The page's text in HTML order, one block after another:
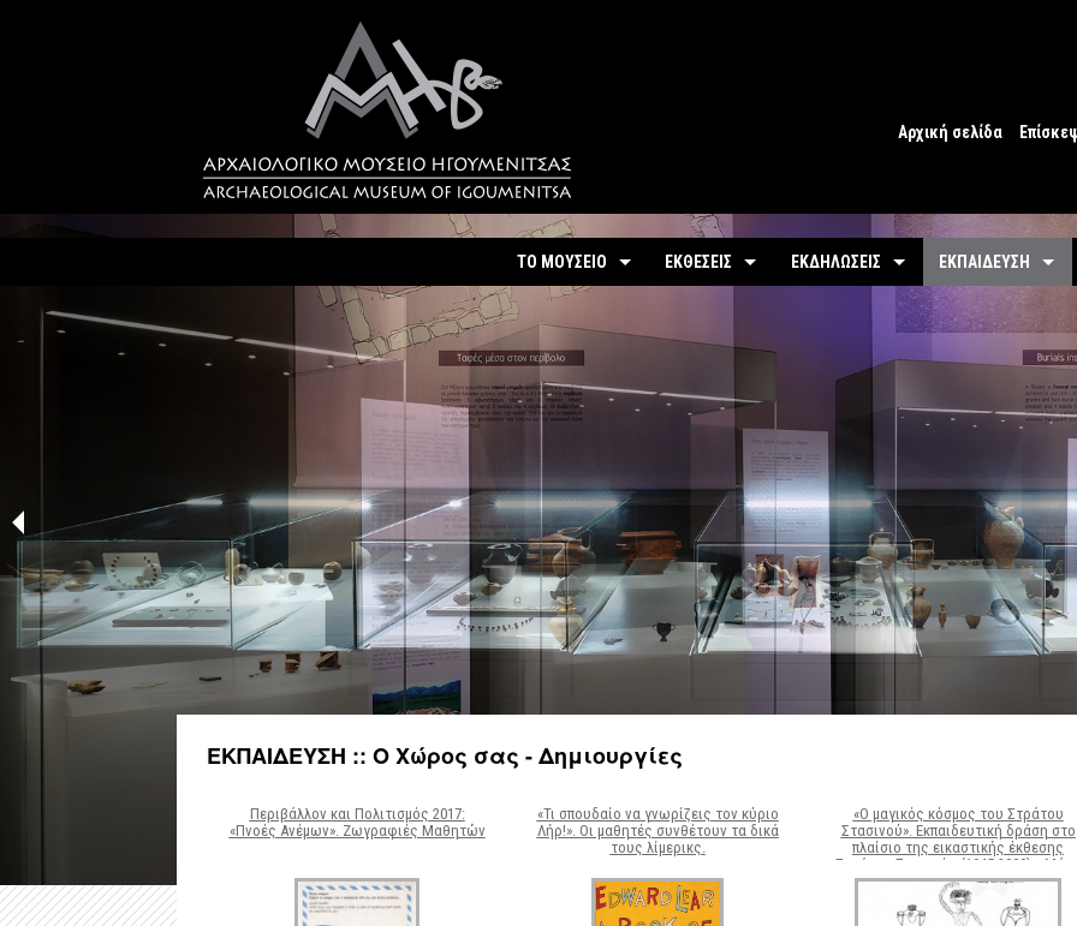
Αρχική σελίδα
Σχόλια
ΤΟ ΜΟΥΣΕΙΟ
Ταυτότητα / Ιστορία
Σύντομη περιήγηση
Δραστηριότητες
ΕΚΘΕΣΕΙΣ
Αίθουσες / Ενότητες
- Βίντεο - Εικονική περιήγηση
Εκθέματα / Χρονολόγιο
Έκθεμα του Μήνα
Περιοδικές / Φιλοξενούμενες
Περιοδεύουσες
Συμμετοχές
ΕΚΔΗΛΩΣΕΙΣ
Αρχείο Εκδηλώσεων
ΕΚΠΑΙΔΕΥΣΗ
Προγράμματα
-Μόνιμα
-Εκπαιδευτικές
Αρχείο
Ψηφιακές Δράσεις
Επισκέψεις
Ο Χώρος σας
ΕΚΠΑΙΔΕΥΣΗ :: Ο Χώρος σας - Δημιουργίες
Περιβάλλον και Πολιτισμός 2017:
«Πνοές Ανέμων». Ζωγραφιές Μαθητών
«Τι σπουδαίο να γνωρίζεις τον κύριο
Λήρ!». Οι μαθητές συνθέτουν τα δικά
τους λίμερικς.
«Ο μαγικός κόσμος του Στράτου
Στασινού». Εκπαιδευτική δράση στο
πλαίσιο της εικαστικής έκθεσης
«Στράτος Στασινός (1945-2009)», Μάιος
2013. Σκίτσα των ηρώων για την ταινία
"Ο Χορευτής" από μαθητές της Ε΄
του 2ου Δημοτικού Ηγουμενίτσας.